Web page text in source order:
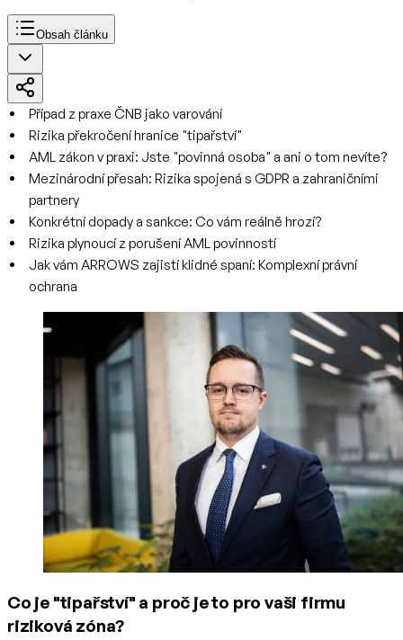
Obsah článku
Případ z praxe ČNB jako varování
Rizika překročení hranice "tipařství"
AML zákon v praxi: Jste "povinná osoba" a ani o tom nevíte?
Mezinárodní přesah: Rizika spojená s GDPR a zahraničními
partnery
Konkrétní dopady a sankce: Co vám reálně hrozí?
Rizika plynoucí z porušení AML povinností
Jak vám ARROWS zajistí klidné spaní: Komplexní právní
ochrana
Co je "tipařství" a proč je to pro vaši firmu
riziková zóna?